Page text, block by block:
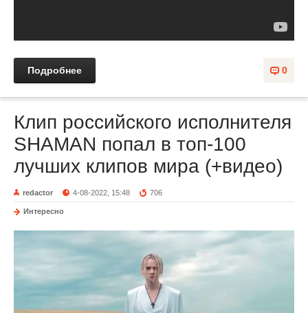
0
Подробнее
Клип российского исполнителя
SHAMAN попал в топ-100
лучших клипов мира (+видео)
redactor 4-08-2022, 15:48 706
Интересно